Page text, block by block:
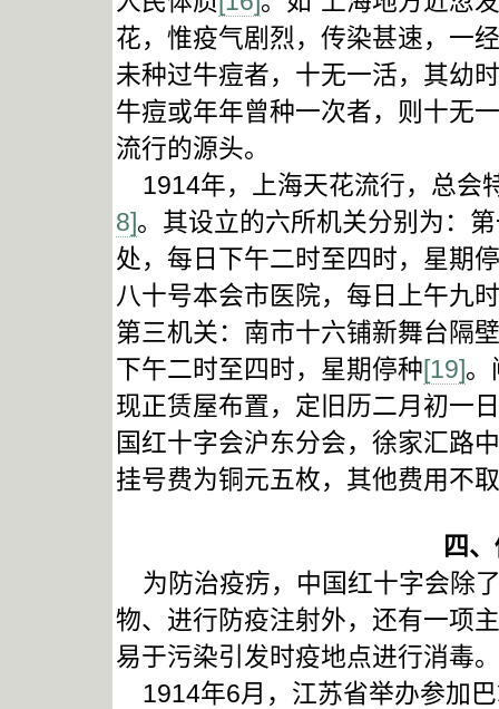
花，惟疫气剧烈，传染甚速，一
未种过牛痘者，十无一活，其幼
牛痘或年年曾种一次者，则十无
流行的源头。
1914年，上海天花流行，总会
8]。其设立的六所机关分别为：
处，每日下午二时至四时，星期
八十号本会市医院，每日上午九
第三机关：南市十六铺新舞台隔
下午二时至四时，星期停种[19]。
现正赁屋布置，定旧历二月初一
国红十字会沪东分会，徐家汇路
挂号费为铜元五枚，其他费用不
四
为防治疫疠，中国红十字会除
物、进行防疫注射外，还有一项
易于污染引发时疫地点进行消毒。
1914年6月，江苏省举办参加